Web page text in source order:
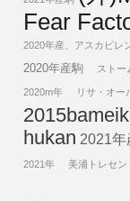
Fear
2020年産、アスカビレ
2020年産駒 ストー
2020m年 リサ・オー
hukan 2021年
2021年 美浦トレセン